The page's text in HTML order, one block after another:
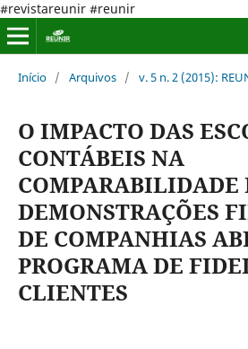
#revistareunir #reunir
Início / Arquivos / v. 5 n. 2 (2015):
O IMPACTO DAS
CONTÁBEIS NA
COMPARABILIDADE
DEMONSTRAÇÕES
DE COMPANHIAS
PROGRAMA DE
CLIENTES